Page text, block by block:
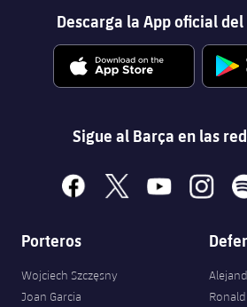
Accesibilidad
Acreditaciones
Instalaciones
Descarga la App oficial del
Sigue al Barça en las
facebook
x youtubeinstagram
Porteros
Wojciech Szczęsny
Joan Garcia